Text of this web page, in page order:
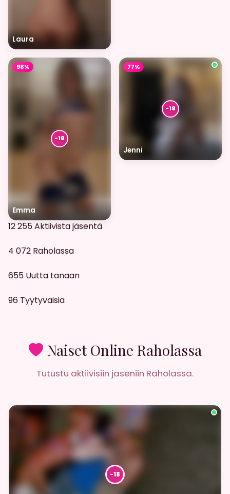
Laura
Emma
98%
Jenni
77%
12 255Aktiivista jäsentä
4 072 Raholassa
655 Uutta tanaan
96 Tyytyvaisia
Naiset Online Raholassa
Tutustu aktiivisiin jaseniin Raholassa.